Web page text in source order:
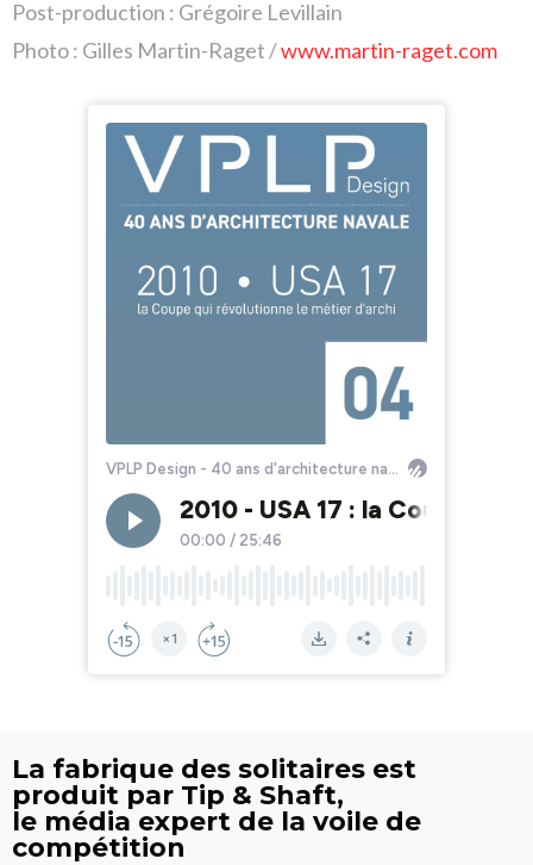
Post-production : Grégoire Levillain
Photo : Gilles Martin-Raget /www.martin-raget.com
La fabrique des solitaires est
produit par Tip & Shaft,
le média expert de la voile de
compétition